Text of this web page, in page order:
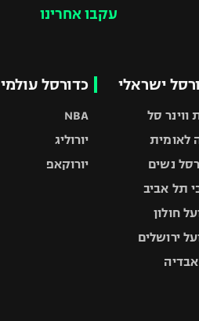
עקבו אחרינו
ישראלי
ווינר סל
לאומית
נשים
תל אביב
חולון
ירושלים
אבדיה
כדורסל עולמי
NBA
יורוליג
יורוקאפ